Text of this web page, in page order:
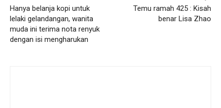
Hanya belanja kopi untuk
lelaki gelandangan, wanita
muda ini terima nota renyuk
dengan isi mengharukan
Temu ramah 425 : Kisah
benar Lisa Zhao